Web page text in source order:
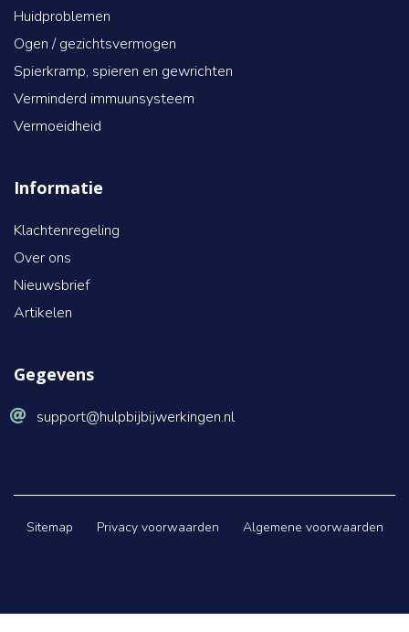
Huidproblemen
Ogen / gezichtsvermogen
Spierkramp, spieren en gewrichten
Verminderd immuunsysteem
Vermoeidheid
Informatie
Klachtenregeling
Over ons
Nieuwsbrief
Artikelen
Gegevens
support@hulpbijbijwerkingen.nl
Sitemap Privacy voorwaarden Algemene voorwaarden